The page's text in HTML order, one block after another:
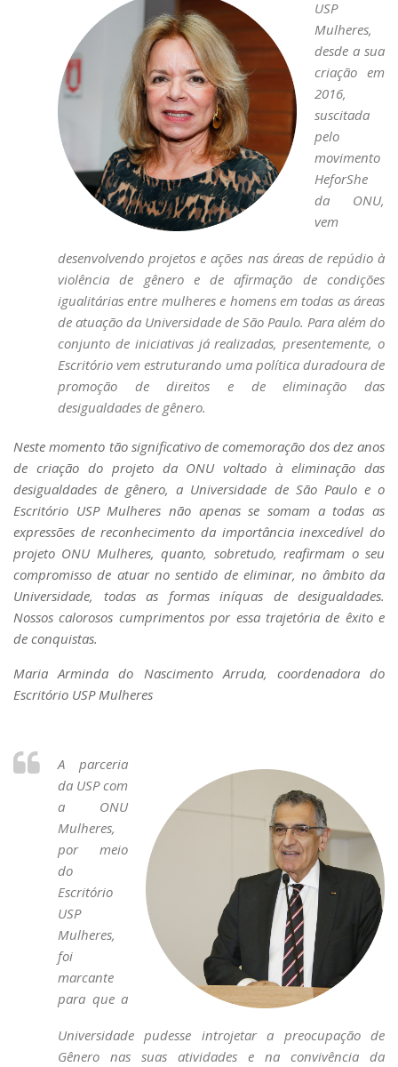
USP
Mulheres,
desde a sua
criação em
2016,
suscitada
pelo
movimento
HeforShe
da ONU,
vem
desenvolvendo projetos e ações nas áreas de repúdio à
violência de gênero e de afirmação de condições
igualitárias entre mulheres e homens em todas as áreas
de atuação da Universidade de São Paulo. Para além do
conjunto de iniciativas já realizadas, presentemente, o
Escritório vem estruturando uma política duradoura de
promoção de direitos e de eliminação das
desigualdades de gênero.
Neste momento tão significativo de comemoração dos dez anos
de criação do projeto da ONU voltado à eliminação das
desigualdades de gênero, a Universidade de São Paulo e o
Escritório USP Mulheres não apenas se somam a todas as
expressões de reconhecimento da importância inexcedível do
projeto ONU Mulheres, quanto, sobretudo, reafirmam o seu
compromisso de atuar no sentido de eliminar, no âmbito da
Universidade, todas as formas iníquas de desigualdades.
Nossos calorosos cumprimentos por essa trajetória de êxito e
de conquistas.
Maria Arminda do Nascimento Arruda, coordenadora do
Escritório USP Mulheres
A parceria
da USP com
a ONU
Mulheres,
por meio
do
Escritório
USP
Mulheres,
foi
marcante
para que a
Universidade pudesse introjetar a preocupação de
Gênero nas suas atividades e na convivência da